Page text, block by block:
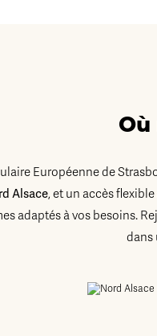
Où
Européenne de
Alsace, et un accès flexible
adaptés à vos besoins.
dans